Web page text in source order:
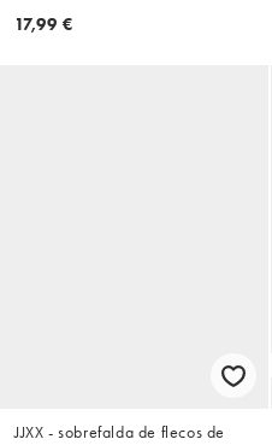
17,99 €
JJXX - sobrefalda de flecos de